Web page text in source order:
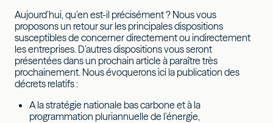
Aujourd’hui, qu’en est-il précisément ? Nous vous
proposons un retour sur les principales dispositions
susceptibles de concerner directement ou indirectement
les entreprises. D’autres dispositions vous seront
présentées dans un prochain article à paraître très
prochainement. Nous évoquerons ici la publication des
décrets relatifs :
A la stratégie nationale bas carbone et à la
programmation pluriannuelle de l’énergie,